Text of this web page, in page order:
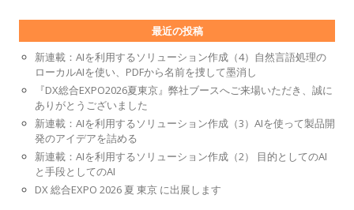
最近の投稿
新連載：AIを利用するソリューション作成（4）自然言語処理の
ローカルAIを使い、PDFから名前を捜して墨消し
『DX総合EXPO2026夏東京』弊社ブースへご来場いただき、誠に
ありがとうございました
新連載：AIを利用するソリューション作成（3）AIを使って製品開
発のアイデアを詰める
新連載：AIを利用するソリューション作成（2） 目的としてのAI
と手段としてのAI
DX 総合EXPO 2026 夏 東京 に出展します